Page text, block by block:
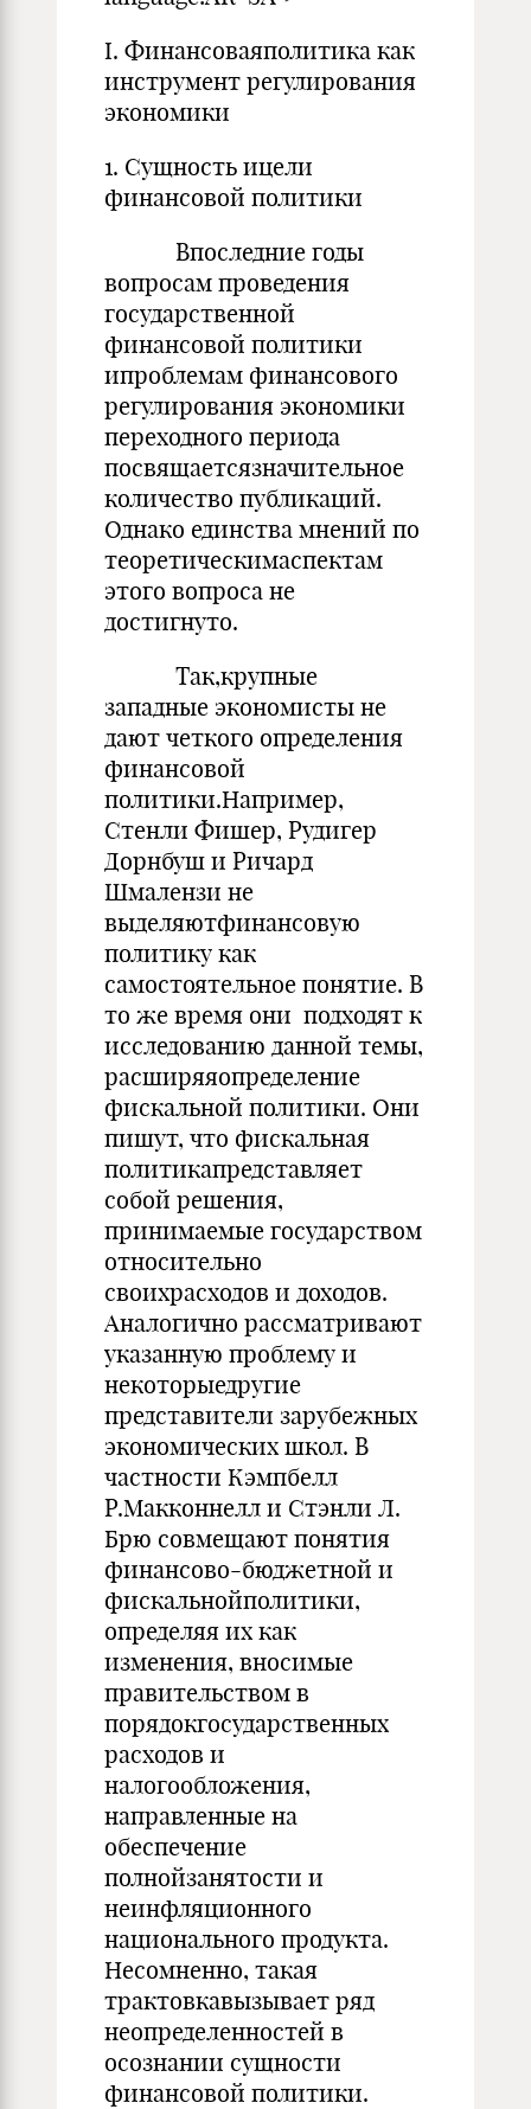
I. Финансоваяполитика как
инструмент регулирования
экономики
1. Сущность ицели
финансовой политики
Впоследние годы
вопросам проведения
государственной
финансовой политики
ипроблемам финансового
регулирования экономики
переходного периода
посвящаетсязначительное
количество публикаций.
Однако единства мнений по
теоретическимаспектам
этого вопроса не
достигнуто.
Так,крупные
западные экономисты не
дают четкого определения
финансовой
политики.Например,
Стенли Фишер, Рудигер
Дорнбуш и Ричард
Шмалензи не
выделяютфинансовую
политику как
самостоятельное понятие. В
то же время они подходят к
исследованию данной темы,
расширяяопределение
фискальной политики. Они
пишут, что фискальная
политикапредставляет
собой решения,
принимаемые государством
относительно
своихрасходов и доходов.
Аналогично рассматривают
указанную проблему и
некоторыедругие
представители зарубежных
экономических школ. В
частности Кэмпбелл
Р.Макконнелл и Стэнли Л.
Брю совмещают понятия
финансово-бюджетной и
фискальнойполитики,
определяя их как
изменения, вносимые
правительством в
порядокгосударственных
расходов и
налогообложения,
направленные на
обеспечение
полнойзанятости и
неинфляционного
национального продукта.
Несомненно, такая
трактовкавызывает ряд
неопределенностей в
осознании сущности
финансовой политики.